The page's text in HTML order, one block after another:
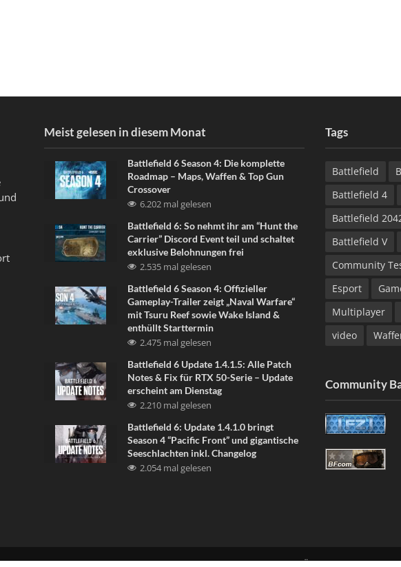
Meist gelesen in diesem Monat
Battlefield 6 Season 4: Die komplette
Roadmap – Maps, Waffen & Top Gun
Crossover
6.202 mal gelesen
Battlefield 6: So nehmt ihr am “Hunt the
Carrier” Discord Event teil und schaltet
exklusive Belohnungen frei
2.535 mal gelesen
Battlefield 6 Season 4: Offizieller
Gameplay-Trailer zeigt „Naval Warfare“
mit Tsuru Reef sowie Wake Island &
enthüllt Starttermin
2.475 mal gelesen
Battlefield 6 Update 1.4.1.5: Alle Patch
Notes & Fix für RTX 50-Serie – Update
erscheint am Dienstag
2.210 mal gelesen
Battlefield 6: Update 1.4.1.0 bringt
Season 4 “Pacific Front” und gigantische
Seeschlachten inkl. Changelog
2.054 mal gelesen
Tags
Battlefield
Battlefield 4
Battlefield
Battlefield V
Community
Esport
Multiplayer
video
Community